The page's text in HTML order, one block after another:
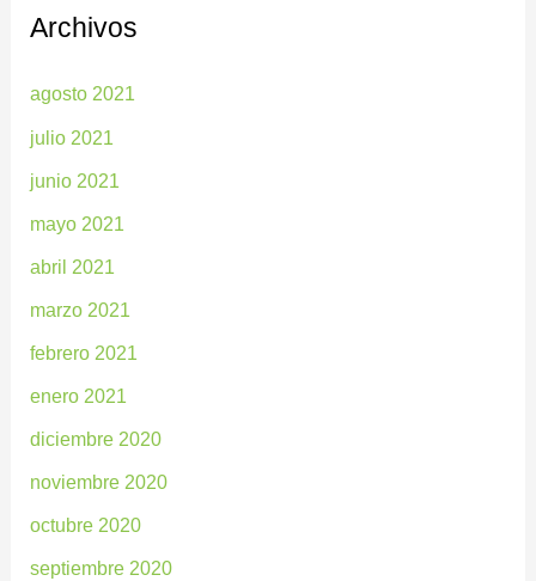
Archivos
agosto 2021
julio 2021
junio 2021
mayo 2021
abril 2021
marzo 2021
febrero 2021
enero 2021
diciembre 2020
noviembre 2020
octubre 2020
septiembre 2020